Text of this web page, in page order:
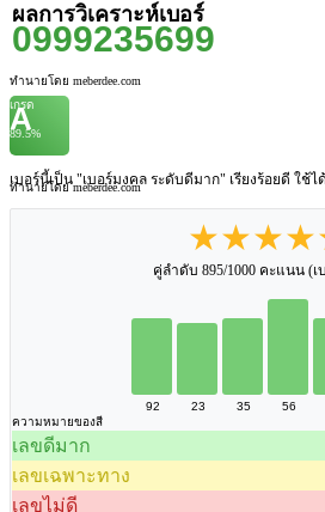
ผลการวิเคราะห์เบอร์
0999235699
ทำนายโดย meberdee.com
เกรด
A
89.5%
เบอร์นี้เป็น "เบอร์มงคล ระดับดีมาก" เรียงร้อยดี ใช้ไ
ทำนายโดย meberdee.com
คู่ลำดับ 895/1000 คะแนน (เ
92 23 35 56
ความหมายของสี
เลขดีมาก
เลขเฉพาะทาง
เลขไม่ดี